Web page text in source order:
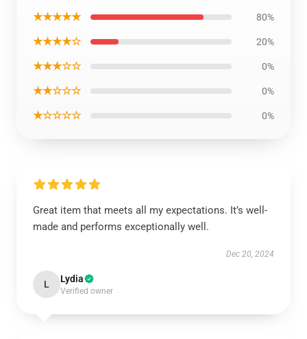
★★★★★ 80%
★★★★☆ 20%
★★★☆☆ 0%
★★☆☆☆ 0%
★☆☆☆☆ 0%
Great item that meets all my expectations. It’s well-
made and performs exceptionally well.
Dec 20, 2024
L Lydia
Verified owner